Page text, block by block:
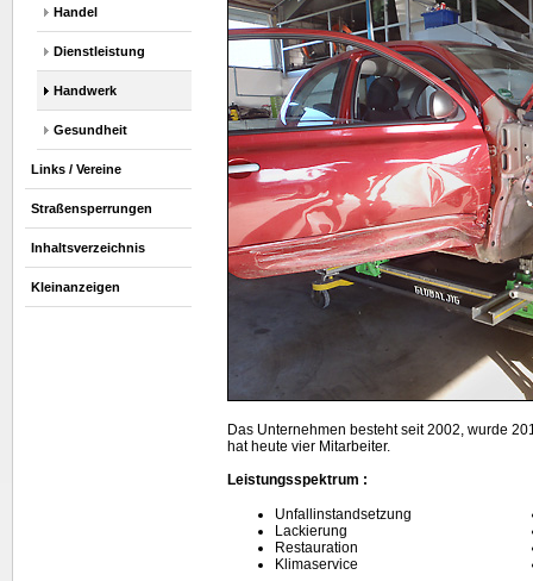
Handel
Dienstleistung
Handwerk
Gesundheit
Links / Vereine
Straßensperrungen
Inhaltsverzeichnis
Kleinanzeigen
Das Unternehmen besteht seit 2002, wurde
hat heute vier Mitarbeiter.
Leistungsspektrum :
Unfallinstandsetzung
Lackierung
Restauration
Klimaservice